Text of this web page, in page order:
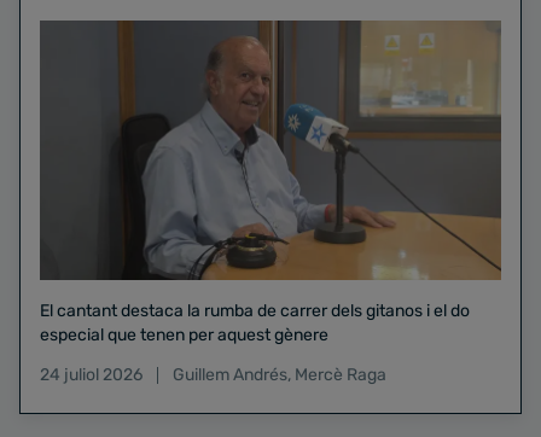
El cantant destaca la rumba de carrer dels gitanos i el do
especial que tenen per aquest gènere
24 juliol 2026
Guillem Andrés, Mercè Raga